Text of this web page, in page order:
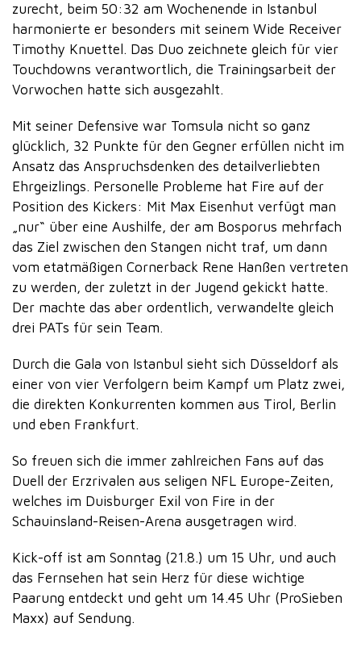
zurecht, beim 50:32 am Wochenende in Istanbul
harmonierte er besonders mit seinem Wide Receiver
Timothy Knuettel. Das Duo zeichnete gleich für vier
Touchdowns verantwortlich, die Trainingsarbeit der
Vorwochen hatte sich ausgezahlt.
Mit seiner Defensive war Tomsula nicht so ganz
glücklich, 32 Punkte für den Gegner erfüllen nicht im
Ansatz das Anspruchsdenken des detailverliebten
Ehrgeizlings. Personelle Probleme hat Fire auf der
Position des Kickers: Mit Max Eisenhut verfügt man
„nur“ über eine Aushilfe, der am Bosporus mehrfach
das Ziel zwischen den Stangen nicht traf, um dann
vom etatmäßigen Cornerback Rene Hanßen vertreten
zu werden, der zuletzt in der Jugend gekickt hatte.
Der machte das aber ordentlich, verwandelte gleich
drei PATs für sein Team.
Durch die Gala von Istanbul sieht sich Düsseldorf als
einer von vier Verfolgern beim Kampf um Platz zwei,
die direkten Konkurrenten kommen aus Tirol, Berlin
und eben Frankfurt.
So freuen sich die immer zahlreichen Fans auf das
Duell der Erzrivalen aus seligen NFL Europe-Zeiten,
welches im Duisburger Exil von Fire in der
Schauinsland-Reisen-Arena ausgetragen wird.
Kick-off ist am Sonntag (21.8.) um 15 Uhr, und auch
das Fernsehen hat sein Herz für diese wichtige
Paarung entdeckt und geht um 14.45 Uhr (ProSieben
Maxx) auf Sendung.